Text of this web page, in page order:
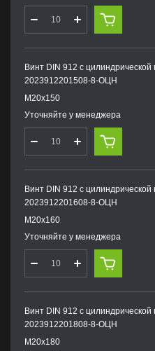
Винт DIN 912 с цилиндрической
2023912201508-8-ОЦН
М20х150
Уточняйте у менеджера
Винт DIN 912 с цилиндрической
2023912201608-8-ОЦН
М20х160
Уточняйте у менеджера
Винт DIN 912 с цилиндрической
2023912201808-8-ОЦН
М20х180